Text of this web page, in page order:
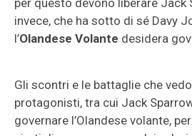
per questo devono liberare Jack
invece, che ha sotto di sé Davy
l’Olandese Volante desidera
Gli scontri e le battaglie che
protagonisti, tra cui Jack
governare l’Olandese volante,